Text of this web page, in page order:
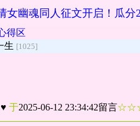
女幽魂同人征文开启！瓜分
得区
生 [1025]
于2025-06-12 23:34:42留言